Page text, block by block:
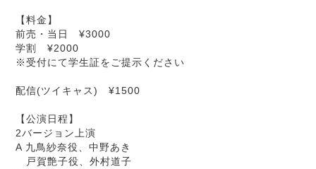
【料金】
前売・当日 ¥3000
学割 ¥2000
※受付にて学生証をご提示ください
配信(ツイキャス) ¥1500
【公演日程】
2バージョン上演
A 九鳥紗奈役、中野あき
戸賀艶子役、外村道子